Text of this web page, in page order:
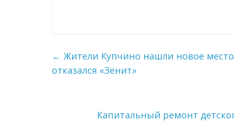
← Жители Купчино нашли новое
отказался «Зенит»
Капитальный ремонт